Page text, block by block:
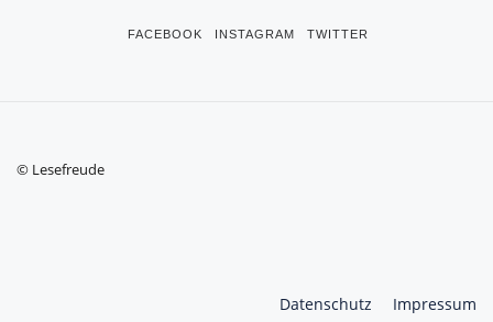
FACEBOOK INSTAGRAM TWITTER
© Lesefreude
Datenschutz Impressum